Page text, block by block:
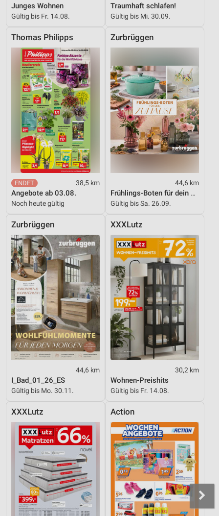
Junges Wohnen
Gültig bis Fr. 14.08.
Traumhaft schlafen!
Gültig bis Mi. 30.09.
Thomas Philipps
38,5 km
Angebote ab 03.08.
Noch heute gültig
Zurbrüggen
44,6 km
Frühlings-Boten für dein Zuhause
Gültig bis Sa. 26.09.
Zurbrüggen
44,6 km
I_Bad_01_26_ES
Gültig bis Mo. 30.11.
XXXLutz
30,2 km
Wohnen-Preishits
Gültig bis Fr. 14.08.
XXXLutz Action